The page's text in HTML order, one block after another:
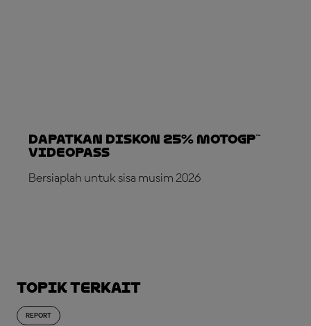
Dapatkan Diskon 25% MotoGP™
VideoPass
Bersiaplah untuk sisa musim 2026
Topik Terkait
REPORT